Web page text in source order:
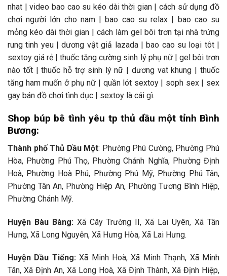
nhat | video bao cao su kéo dài thời gian | cách sử dụng đồ
chơi người lớn cho nam | bao cao su relax | bao cao su
mỏng kéo dài thời gian | cách làm gel bôi trơn tại nhà trứng
rung tinh yeu | dương vật giả lazada | bao cao su loại tôt |
sextoy giá rẻ | thuốc tăng cường sinh lý phụ nữ | gel bôi trơn
nào tốt | thuốc hỗ trợ sinh lý nữ | dương vat khung | thuốc
tăng ham muốn ở phụ nữ | quần lót sextoy | soph sex | sex
gay bán đồ chơi tình dục | sextoy là cái gì.
Shop búp bê tình yêu tp thủ dầu một tỉnh Bình
Bương:
Thành phố Thủ Dầu Một: Phường Phú Cường, Phường Phú
Hòa, Phường Phú Thọ, Phường Chánh Nghĩa, Phường Định
Hoà, Phường Hoà Phú, Phường Phú Mỹ, Phường Phú Tân,
Phường Tân An, Phường Hiệp An, Phường Tương Bình Hiệp,
Phường Chánh Mỹ.
Huyện Bàu Bàng: Xã Cây Trường II, Xã Lai Uyên, Xã Tân
Hưng, Xã Long Nguyên, Xã Hưng Hòa, Xã Lai Hưng.
Huyện Dầu Tiếng:Xã Minh Hoà, Xã Minh Thạnh, Xã Minh
Tân, Xã Định An, Xã Long Hoà, Xã Định Thành, Xã Định Hiệp,